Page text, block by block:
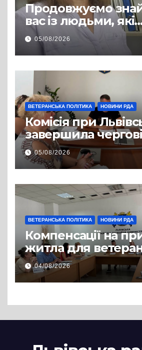
Продовжуємо
вас із людьми, які
допомагають
захисникам і
повертатися до
життя
05/08/2026
ВЕТЕРАНСЬКА ПОЛІТИКА НОВИНИ РДА
Комісія при
завершила чергові
співбесіди та
рекомендувала
на посади фахівців
супроводу
05/08/2026
ВЕТЕРАНСЬКА ПОЛІТИКА НОВИНИ РДА
Компенсації на
житла для
Львівській РДА
нові заяви
04/08/2026